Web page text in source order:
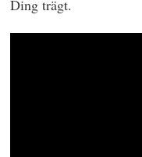
Ding trägt.